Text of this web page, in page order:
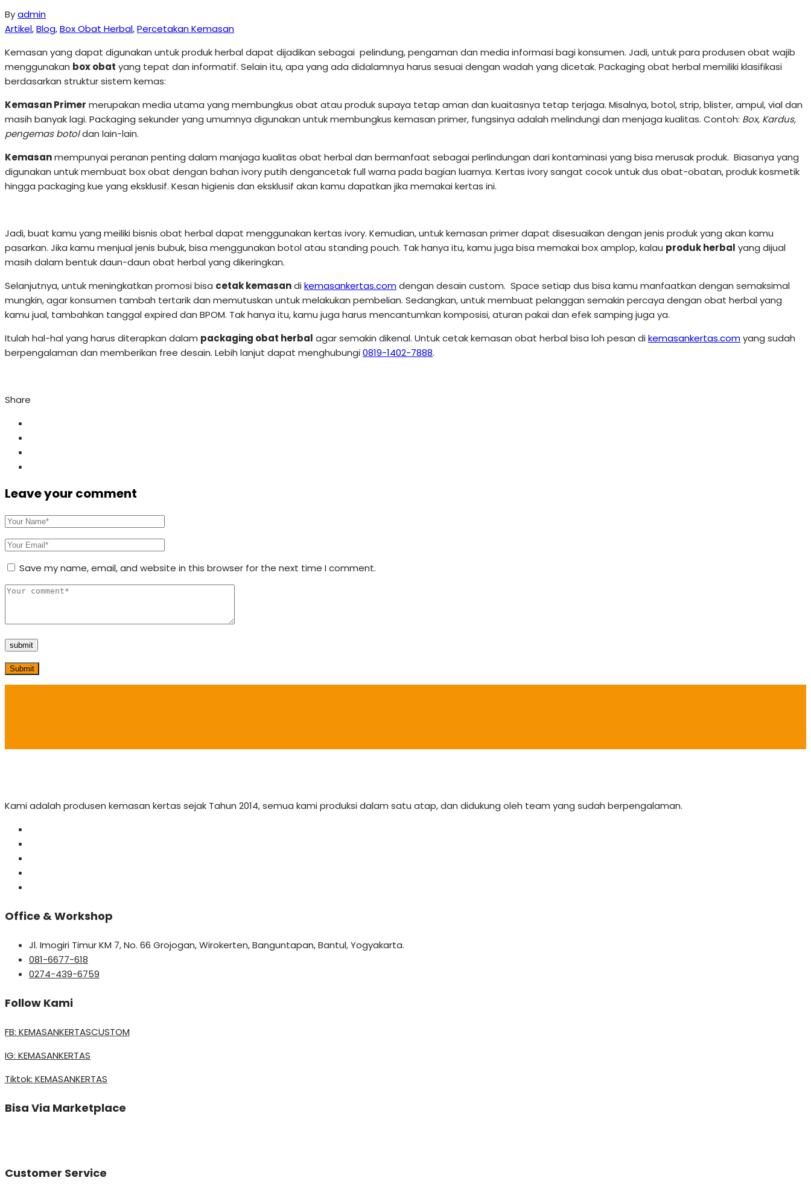
Byadmin
Artikel,Blog,Box Obat Herbal,Percetakan Kemasan
Kemasan yang dapat digunakan untuk produk herbal dapat dijadikan sebagai pelindung, pengaman dan media informasi bagi konsumen. Jadi, untuk para produsen obat wajib
menggunakan box obat yang tepat dan informatif. Selain itu, apa yang ada didalamnya harus sesuai dengan wadah yang dicetak. Packaging obat herbal memiliki klasifikasi
berdasarkan struktur sistem kemas:
Kemasan Primer merupakan media utama yang membungkus obat atau produk supaya tetap aman dan kuaitasnya tetap terjaga. Misalnya, botol, strip, blister, ampul, vial dan
masih banyak lagi. Packaging sekunder yang umumnya digunakan untuk membungkus kemasan primer, fungsinya adalah melindungi dan menjaga kualitas. Contoh: Box, Kardus,
pengemas botoldan lain-lain.
Kemasanmempunyai peranan penting dalam manjaga kualitas obat herbal dan bermanfaat sebagai perlindungan dari kontaminasi yang bisa merusak produk. Biasanya yang
digunakan untuk membuat box obat dengan bahan ivory putih dengancetak full warna pada bagian luarnya. Kertas ivory sangat cocok untuk dus obat-obatan, produk kosmetik
hingga packaging kue yang eksklusif. Kesan higienis dan eksklusif akan kamu dapatkan jika memakai kertas ini.
Jadi, buat kamu yang meiliki bisnis obat herbal dapat menggunakan kertas ivory. Kemudian, untuk kemasan primer dapat disesuaikan dengan jenis produk yang akan kamu
pasarkan. Jika kamu menjual jenis bubuk, bisa menggunakan botol atau standing pouch. Tak hanya itu, kamu juga bisa memakai box amplop, kalau produk herbal yang dijual
masih dalam bentuk daun-daun obat herbal yang dikeringkan.
Selanjutnya, untuk meningkatkan promosi bisa cetak kemasandikemasankertas.comdengan desain custom. Space setiap dus bisa kamu manfaatkan dengan semaksimal
mungkin, agar konsumen tambah tertarik dan memutuskan untuk melakukan pembelian. Sedangkan, untuk membuat pelanggan semakin percaya dengan obat herbal yang
kamu jual, tambahkan tanggal expired dan BPOM. Tak hanya itu, kamu juga harus mencantumkan komposisi, aturan pakai dan efek samping juga ya.
Itulah hal-hal yang harus diterapkan dalam packaging obat herbal agar semakin dikenal. Untuk cetak kemasan obat herbal bisa loh pesan dikemasankertas.comyang sudah
berpengalaman dan memberikan free desain. Lebih lanjut dapat menghubungi0819-1402-7888.
Share
Leave your comment
Save my name, email, and website in this browser for the next time I comment.
Submit
Kami adalah produsen kemasan kertas sejak Tahun 2014, semua kami produksi dalam satu atap, dan didukung oleh team yang sudah berpengalaman.
Office & Workshop
Jl. Imogiri Timur KM 7, No. 66 Grojogan, Wirokerten, Banguntapan, Bantul, Yogyakarta.
081-6677-618
0274-439-6759
Follow Kami
FB: KEMASANKERTASCUSTOM
IG: KEMASANKERTAS
Tiktok: KEMASANKERTAS
Bisa Via Marketplace
Customer Service